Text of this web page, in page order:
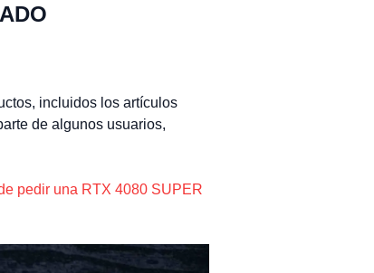
incluidos los artículos
de algunos usuarios,
pedir una RTX 4080 SUPER